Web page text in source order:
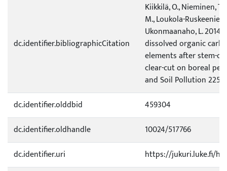
dc.identifier.bibliographicCitation
Kiikkilä, O., Nieminen,
M., Loukola-
Ukonmaanaho, L.
dissolved organic
elements after stem-
clear-cut on boreal
and Soil Pollution 225(2
dc.identifier.olddbid
459304
dc.identifier.oldhandle
10024/517766
dc.identifier.uri
https://jukuri.luke.fi/